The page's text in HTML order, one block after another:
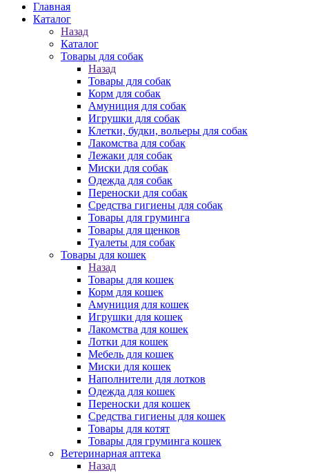
Главная
Каталог
Назад
Каталог
Товары для собак
Назад
Товары для собак
Корм для собак
Амуниция для собак
Игрушки для собак
Клетки, будки, вольеры для собак
Лакомства для собак
Лежаки для собак
Миски для собак
Одежда для собак
Переноски для собак
Средства гигиены для собак
Товары для груминга
Товары для щенков
Туалеты для собак
Товары для кошек
Назад
Товары для кошек
Корм для кошек
Амуниция для кошек
Игрушки для кошек
Лакомства для кошек
Лотки для кошек
Мебель для кошек
Миски для кошек
Наполнители для лотков
Одежда для кошек
Переноски для кошек
Средства гигиены для кошек
Товары для котят
Товары для груминга кошек
Ветеринарная аптека
Назад